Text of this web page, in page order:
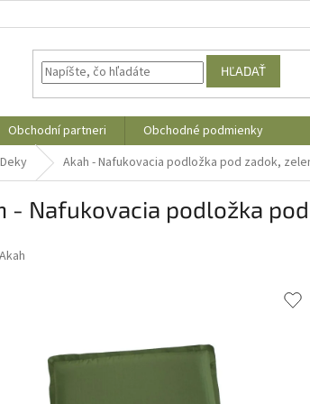
HĽADAŤ
Obchodní partneri
Obchodné podmienky
Akah - Nafukovacia podložka pod zadok,
- Nafukovacia podložka
Akah